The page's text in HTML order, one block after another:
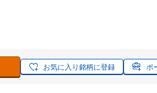
お気に入り銘柄に登録 ポ